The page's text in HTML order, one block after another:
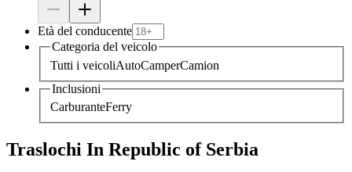
Età del conducente
Categoria del veicolo
Tutti i veicoliAutoCamperCamion
Inclusioni
CarburanteFerry
Traslochi In Republic of Serbia